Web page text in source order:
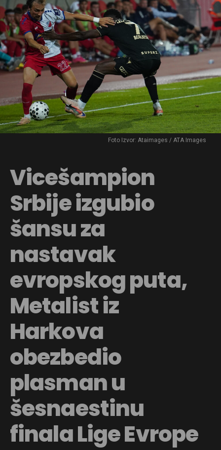
Foto Izvor: Ataimages / ATA Images
Vicešampion
Srbije izgubio
šansu za
nastavak
evropskog puta,
Metalist iz
Harkova
obezbedio
plasman u
šesnaestinu
finala Lige Evrope